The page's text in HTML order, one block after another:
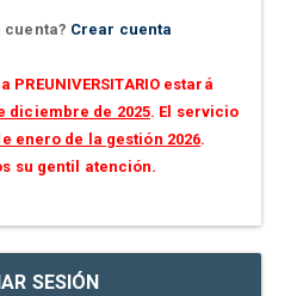
cuenta? Crear cuenta
PREUNIVERSITARIO estará
diciembre de 2025. El servicio
enero de la gestión 2026.
su gentil atención.
SESIÓN